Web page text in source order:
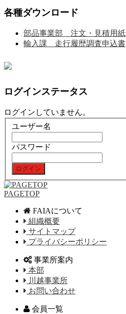
各種ダウンロード
部品事業部 注文・見積用紙
輸入課 走行履歴調査申込書
ログインステータス
ログインしていません。
ユーザー名
パスワード
PAGETOP
FAIAについて
組織概要
サイトマップ
プライバシーポリシー
事業所案内
本部
川越事業所
お問い合わせ
会員一覧